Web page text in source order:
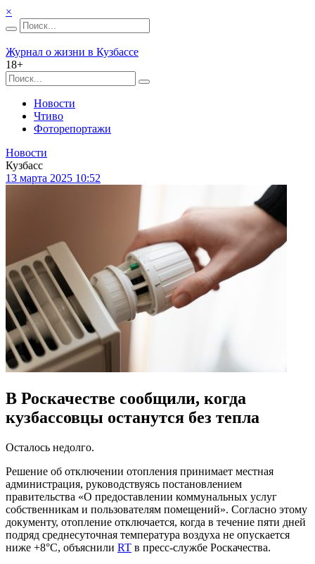
×
Журнал о жизни в Кузбассе
18+
Новости
Чтиво
Фоторепортажи
Новости
Кузбасс
13 марта 2025 10:52
В Роскачестве сообщили, когда
кузбассовцы останутся без тепла
Осталось недолго.
Решение об отключении отопления принимает местная
администрация, руководствуясь постановлением
правительства «О предоставлении коммунальных услуг
собственникам и пользователям помещений». Согласно этому
документу, отопление отключается, когда в течение пяти дней
подряд среднесуточная температура воздуха не опускается
ниже +8°C, объяснили RT в пресс-службе Роскачества.